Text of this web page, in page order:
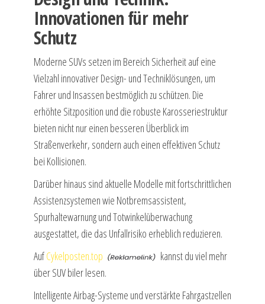
Innovationen für mehr
Schutz
Moderne SUVs setzen im Bereich Sicherheit auf eine
Vielzahl innovativer Design- und Techniklösungen, um
Fahrer und Insassen bestmöglich zu schützen. Die
erhöhte Sitzposition und die robuste Karosseriestruktur
bieten nicht nur einen besseren Überblick im
Straßenverkehr, sondern auch einen effektiven Schutz
bei Kollisionen.
Darüber hinaus sind aktuelle Modelle mit fortschrittlichen
Assistenzsystemen wie Notbremsassistent,
Spurhaltewarnung und Totwinkelüberwachung
ausgestattet, die das Unfallrisiko erheblich reduzieren.
AufCykelposten.top
kannst du viel mehr
über SUV biler lesen.
Intelligente Airbag-Systeme und verstärkte Fahrgastzellen